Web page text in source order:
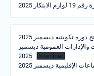
الابتكار 2025
دورة تكوينية ديسمبر 2025
العمومية ديسمبر
2025
Download
الإقليمية ديسمبر 2025